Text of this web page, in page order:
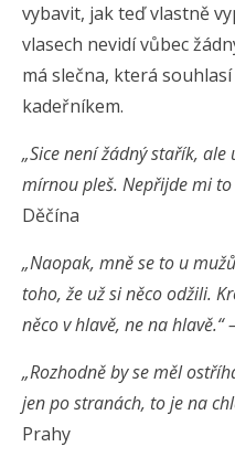
vybavit, jak teď vlastně
vlasech nevidí vůbec
má slečna, která
kadeřníkem.
„Sice není žádný stařík,
mírnou pleš. Nepřijde mi to
Děčína
„Naopak, mně se to u
toho, že už si něco odžili.
něco v hlavě, ne na hlavě.“ –
„Rozhodně by se měl
jen po stranách, to je na
Prahy